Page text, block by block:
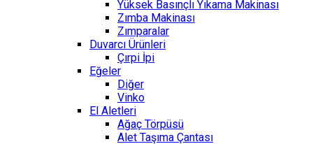
Yüksek Basınçlı Yıkama Makinası
Zımba Makinası
Zımparalar
Duvarcı Ürünleri
Çırpi İpi
Eğeler
Diğer
Vinko
El Aletleri
Ağaç Törpüsü
Alet Taşıma Çantası